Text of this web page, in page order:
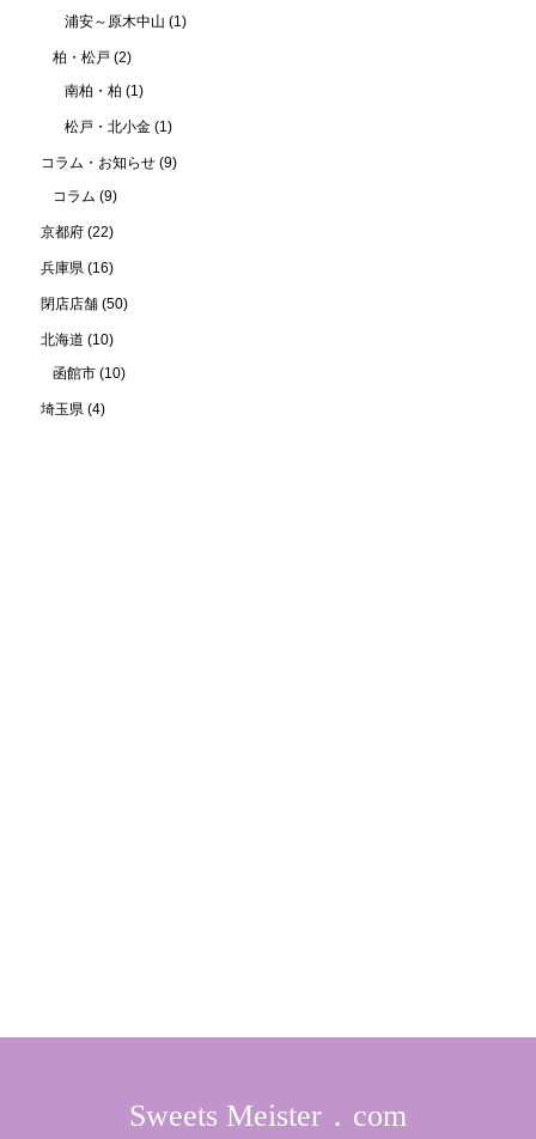
浦安～原木中山 (1)
柏・松戸 (2)
南柏・柏 (1)
松戸・北小金 (1)
コラム・お知らせ (9)
コラム (9)
京都府 (22)
兵庫県 (16)
閉店店舗 (50)
北海道 (10)
函館市 (10)
埼玉県 (4)
Sweets Meister．com